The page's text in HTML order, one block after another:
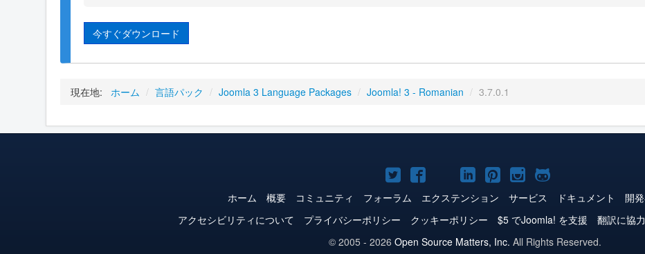
今すぐダウンロード
現在地: ホーム / 言語パック / Joomla 3 Language Packages / Joomla! 3 - Romanian / 3.7.0.1
Joomla!
Twitter
Joomla!
Facebook
Joomla!
YouTube
Joomla!
LinkedIn
Joomla!
Pinterest
Joomla!
Instagram
Joomla!
GitHub
ホーム 概要 コミュニティ フォーラム エクステンション サービス ドキュメント 開
アクセシビリティについて
プライバシーポリシー クッキーポリシー $5 でJoomla! を支援 翻訳に協力
© 2005 - 2026 Open Source Matters, Inc. All Rights Reserved.